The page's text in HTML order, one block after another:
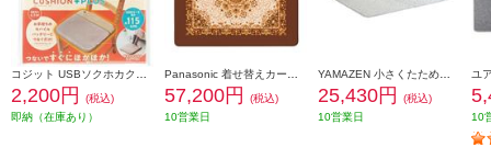
2,200円
(税込)
即納（在庫あり）
57,200円
(税込)
10営業日
25,430円
(税込)
10営業日
10